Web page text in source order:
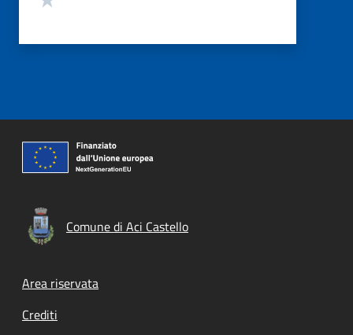
Comune di Aci Castello
Footer menu
Area riservata
Crediti